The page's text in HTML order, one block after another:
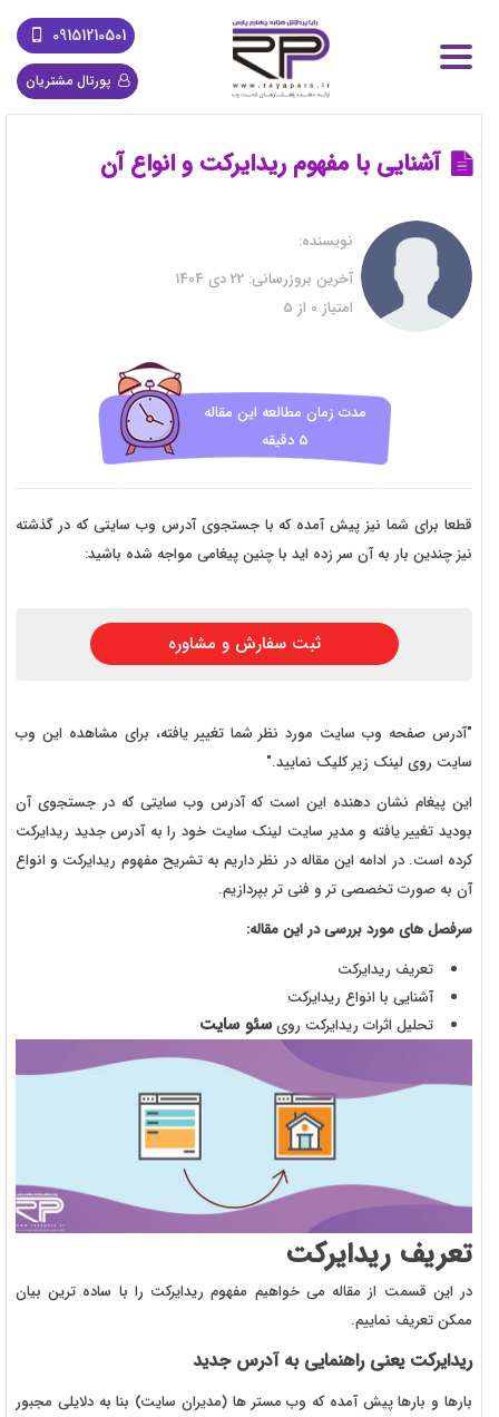
09151210501
پورتال مشتریان
آشنایی با مفهوم ریدایرکت و انواع آن
نویسنده:
آخرین بروزرسانی:
امتیاز 0 از 5
مدت زمان مطالعه این مقاله
5 دقیقه
قطعا برای شما نیز پیش آمده که با جستجوی آدرس وب سایتی که در گذشته
نیز چندین بار به آن سر زده اید با چنین پیغامی مواجه شده باشید:
ثبت سفارش و مشاوره
"آدرس صفحه وب سایت مورد نظر شما تغییر یافته، برای مشاهده این وب
سایت روی لینک زیر کلیک نمایید."
این پیغام نشان دهنده این است که آدرس وب سایتی که در جستجوی آن
بودید تغییر یافته و مدیر سایت لینک سایت خود را به آدرس جدید ریدایرکت
کرده است. در ادامه این مقاله در نظر داریم به تشریح مفهوم ریدایرکت و انواع
آن به صورت تخصصی تر و فنی تر بپردازیم.
سرفصل های مورد بررسی در این مقاله:
تعریف ریدایرکت
آشنایی با انواع ریدایرکت
تحلیل اثرات ریدایرکت رویسئو سایت
تعریف ریدایرکت
در این قسمت از مقاله می خواهیم مفهوم ریدایرکت را با ساده ترین بیان
ممکن تعریف نماییم.
ریدایرکت یعنی راهنمایی به آدرس جدید
بارها و بارها پیش آمده که وب مستر ها (مدیران سایت) بنا به دلایلی مجبور